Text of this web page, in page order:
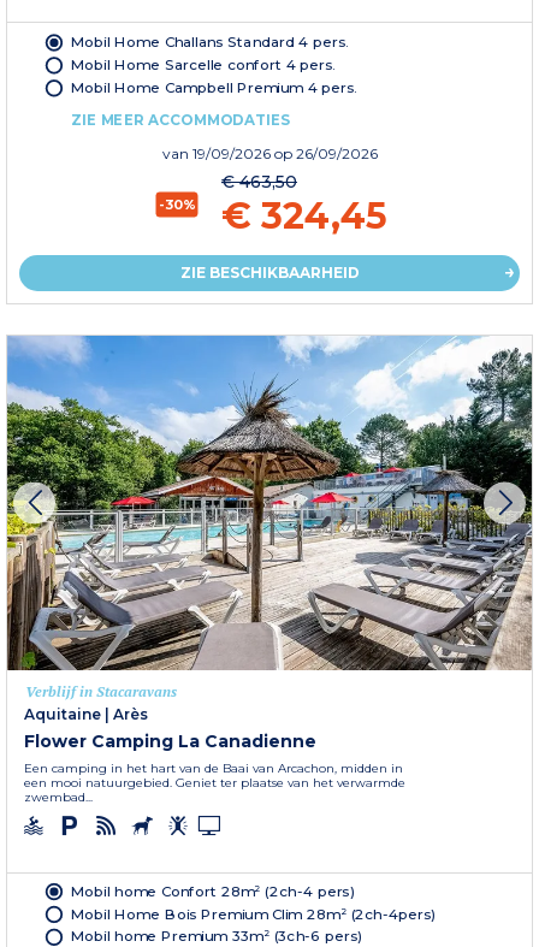
Mobil Home Challans Standard 4 pers.
Mobil Home Sarcelle confort 4 pers.
Mobil Home Campbell Premium 4 pers.
ZIE MEER ACCOMMODATIES
van 19/09/2026 op 26/09/2026
-30%
€ 463,50
€ 324,45
ZIE BESCHIKBAARHEID
Verblijf in Stacaravans
Aquitaine
Arès
Flower Camping La Canadienne
Een camping in het hart van de Baai van Arcachon, midden in
een mooi natuurgebied. Geniet ter plaatse van het verwarmde
zwembad...
Mobil home Confort 28m² (2ch-4 pers)
Mobil Home Bois Premium Clim 28m² (2ch-4pers)
Mobil home Premium 33m² (3ch-6 pers)